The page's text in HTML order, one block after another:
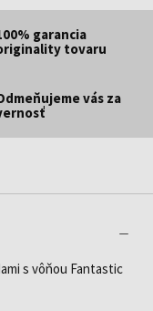
garancia
tovaru
vás za
s vôňou Fantastic